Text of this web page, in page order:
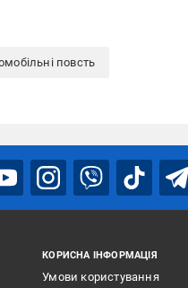
повсть
КОРИСНА ІНФОРМАЦІЯ
Умови користування